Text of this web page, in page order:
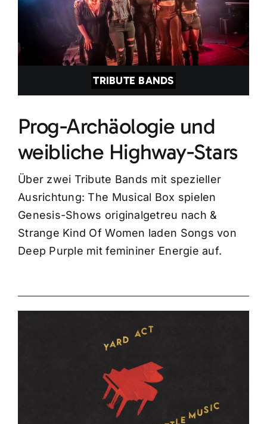
TRIBUTE BANDS
Prog-Archäologie und
weibliche Highway-Stars
Über zwei Tribute Bands mit spezieller
Ausrichtung: The Musical Box spielen
Genesis-Shows originalgetreu nach &
Strange Kind Of Women laden Songs von
Deep Purple mit femininer Energie auf.